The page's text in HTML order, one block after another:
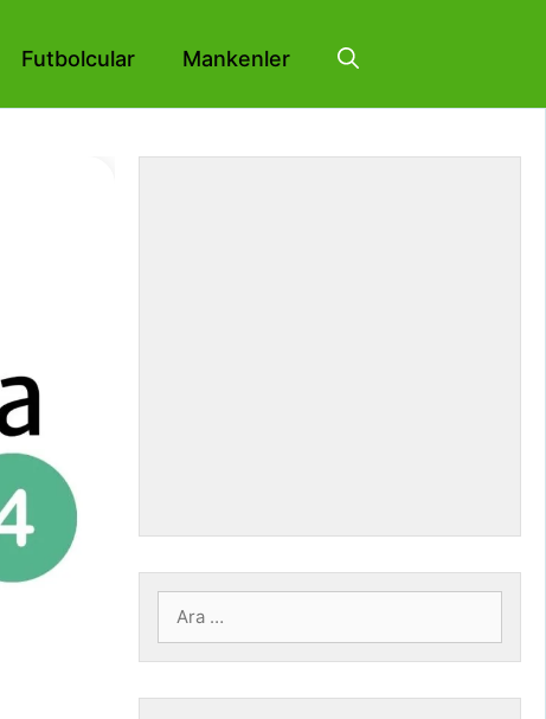
Futbolcular Mankenler
için
ara